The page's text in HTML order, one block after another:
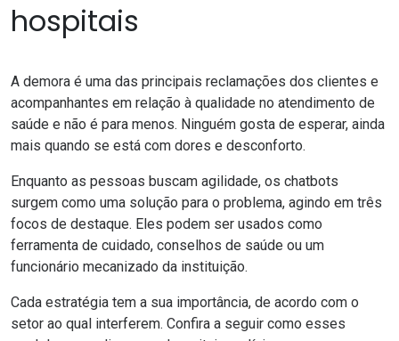
hospitais
A demora é uma das principais reclamações dos clientes e
acompanhantes em relação à qualidade no atendimento de
saúde e não é para menos. Ninguém gosta de esperar, ainda
mais quando se está com dores e desconforto.
Enquanto as pessoas buscam agilidade, os chatbots
surgem como uma solução para o problema, agindo em três
focos de destaque. Eles podem ser usados como
ferramenta de cuidado, conselhos de saúde ou um
funcionário mecanizado da instituição.
Cada estratégia tem a sua importância, de acordo com o
setor ao qual interferem. Confira a seguir como esses